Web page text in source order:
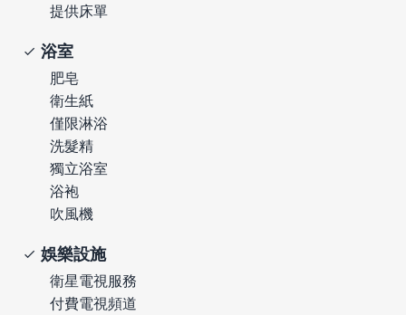
提供床單
浴室
肥皂
衛生紙
僅限淋浴
洗髮精
獨立浴室
浴袍
吹風機
娛樂設施
衛星電視服務
付費電視頻道